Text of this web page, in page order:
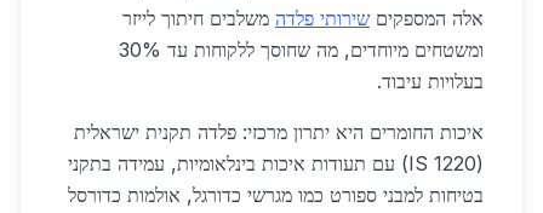
אלה המספקים שירותי פלדה משלבים חיתוך לייזר
ומשטחים מיוחדים, מה שחוסך ללקוחות עד 30%
בעלויות עיבוד.
איכות החומרים היא יתרון מרכזי: פלדה תקנית ישראלית
(IS 1220) עם תעודות איכות בינלאומיות, עמידה בתקני
בטיחות למבני ספורט כמו מגרשי כדורגל, אולמות כדורסל